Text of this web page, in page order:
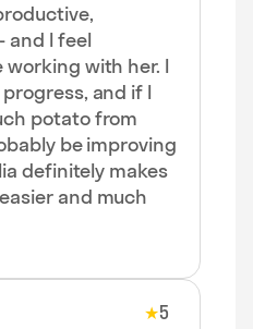
and I feel
with her. I
and if I
potato from
be improving
definitely makes
and much
★5